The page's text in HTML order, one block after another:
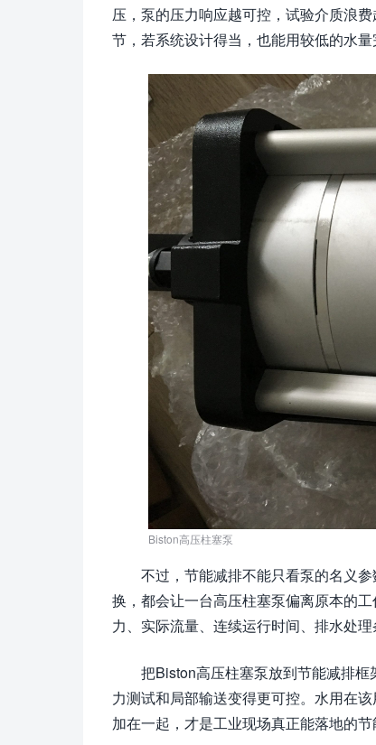
压，泵的压力响应越可控，试验介质浪
节，若系统设计得当，也能用较低的水
Biston高压柱塞泵
不过，节能减排不能只看泵的名义
换，都会让一台高压柱塞泵偏离原本的
力、实际流量、连续运行时间、排水处
把Biston高压柱塞泵放到节能减排
力测试和局部输送变得更可控。水用在
加在一起，才是工业现场真正能落地的节